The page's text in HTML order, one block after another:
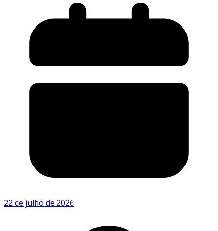
22 de julho de 2026